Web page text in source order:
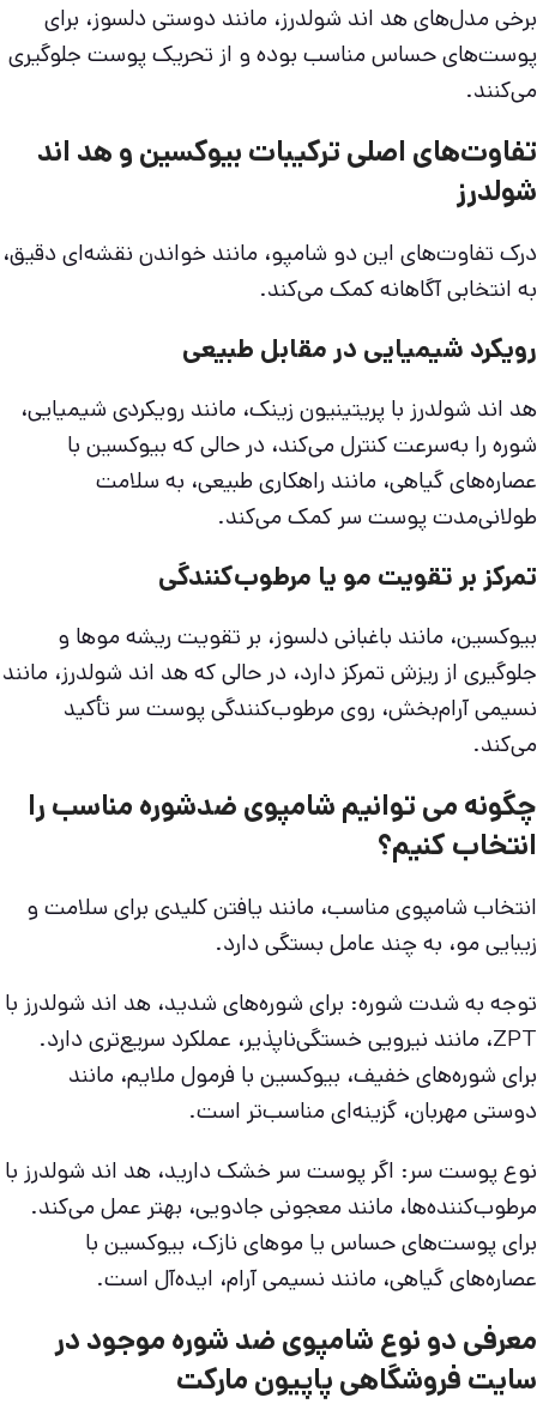
برخی مدل‌های هد اند شولدرز، مانند دوستی دلسوز، برای
پوست‌های حساس مناسب بوده و از تحریک پوست جلوگیری
می‌کنند.
تفاوت‌های اصلی ترکیبات بیوکسین و هد اند
شولدرز
درک تفاوت‌های این دو شامپو، مانند خواندن نقشه‌ای دقیق،
به انتخابی آگاهانه کمک می‌کند.
رویکرد شیمیایی در مقابل طبیعی
هد اند شولدرز با پریتینیون زینک، مانند رویکردی شیمیایی،
شوره را به‌سرعت کنترل می‌کند، در حالی که بیوکسین با
عصاره‌های گیاهی، مانند راهکاری طبیعی، به سلامت
طولانی‌مدت پوست سر کمک می‌کند.
تمرکز بر تقویت مو یا مرطوب‌کنندگی
بیوکسین، مانند باغبانی دلسوز، بر تقویت ریشه موها و
جلوگیری از ریزش تمرکز دارد، در حالی که هد اند شولدرز، مانند
نسیمی آرام‌بخش، روی مرطوب‌کنندگی پوست سر تأکید
می‌کند.
چگونه می توانیم شامپوی ضدشوره مناسب را
انتخاب کنیم؟
انتخاب شامپوی مناسب، مانند یافتن کلیدی برای سلامت و
زیبایی مو، به چند عامل بستگی دارد.
توجه به شدت شوره: برای شوره‌های شدید، هد اند شولدرز با
ZPT، مانند نیرویی خستگی‌ناپذیر، عملکرد سریع‌تری دارد.
برای شوره‌های خفیف، بیوکسین با فرمول ملایم، مانند
دوستی مهربان، گزینه‌ای مناسب‌تر است.
نوع پوست سر: اگر پوست سر خشک دارید، هد اند شولدرز با
مرطوب‌کننده‌ها، مانند معجونی جادویی، بهتر عمل می‌کند.
برای پوست‌های حساس یا موهای نازک، بیوکسین با
عصاره‌های گیاهی، مانند نسیمی آرام، ایده‌آل است.
معرفی دو نوع شامپوی ضد شوره موجود در
سایت فروشگاهی پاپیون مارکت